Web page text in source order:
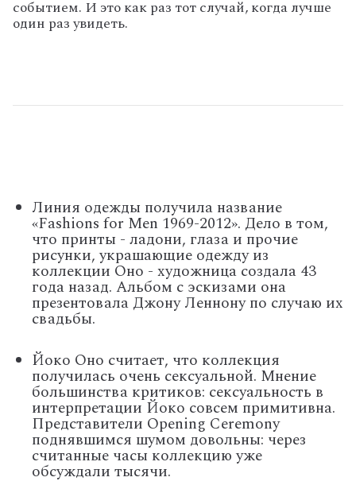
событием. И это как раз тот случай, когда лучше
один раз увидеть.
Линия одежды получила название
«Fashions for Men 1969-2012». Дело в том,
что принты - ладони, глаза и прочие
рисунки, украшающие одежду из
коллекции Оно - художница создала 43
года назад. Альбом с эскизами она
презентовала Джону Леннону по случаю их
свадьбы.
Йоко Оно считает, что коллекция
получилась очень сексуальной. Мнение
большинства критиков: сексуальность в
интерпретации Йоко совсем примитивна.
Представители Opening Ceremony
поднявшимся шумом довольны: через
считанные часы коллекцию уже
обсуждали тысячи.